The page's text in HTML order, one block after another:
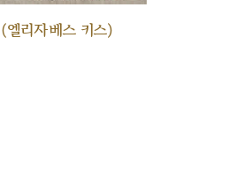
엘리자베스 키스)